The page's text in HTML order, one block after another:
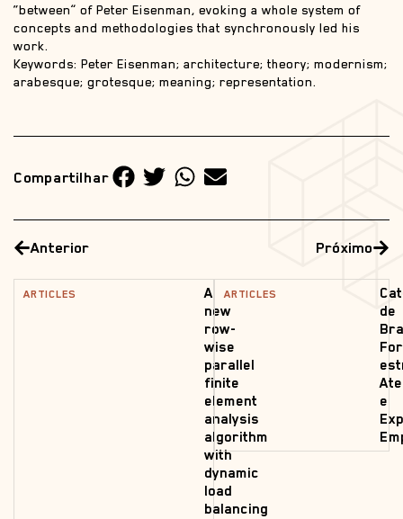
“between” of Peter Eisenman, evoking a whole system of
concepts and methodologies that synchronously led his
work.
Keywords: Peter Eisenman; architecture; theory; modernism;
arabesque; grotesque; meaning; representation.
Compartilhar
Anterior
ARTICLES
A
new
row-
wise
parallel
finite
element
analysis
algorithm
with
dynamic
load
balancing
Próximo
ARTICLES
de
e